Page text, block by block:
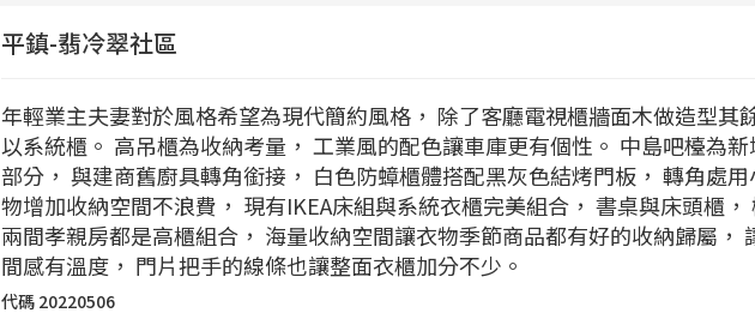
平鎮-翡冷翠社區
年輕業主夫妻對於風格希望為現代簡約風格， 除了客廳電視櫃牆面木做造型其
以系統櫃。 高吊櫃為收納考量， 工業風的配色讓車庫更有個性。 中島吧檯為
部分， 與建商舊廚具轉角銜接， 白色防蟑櫃體搭配黑灰色結烤門板， 轉角處
物增加收納空間不浪費， 現有IKEA床組與系統衣櫃完美組合， 書桌與床頭櫃，
兩間孝親房都是高櫃組合， 海量收納空間讓衣物季節商品都有好的收納歸屬，
間感有溫度， 門片把手的線條也讓整面衣櫃加分不少。
代碼 20220506